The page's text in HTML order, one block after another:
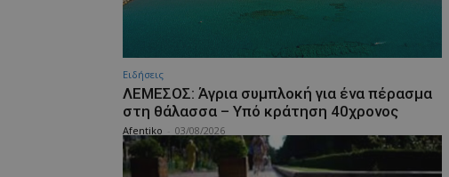
Ειδήσεις
ΛΕΜΕΣΟΣ: Άγρια συμπλοκή για ένα πέρασμα
στη θάλασσα – Υπό κράτηση 40χρονος
Afentiko 03/08/2026